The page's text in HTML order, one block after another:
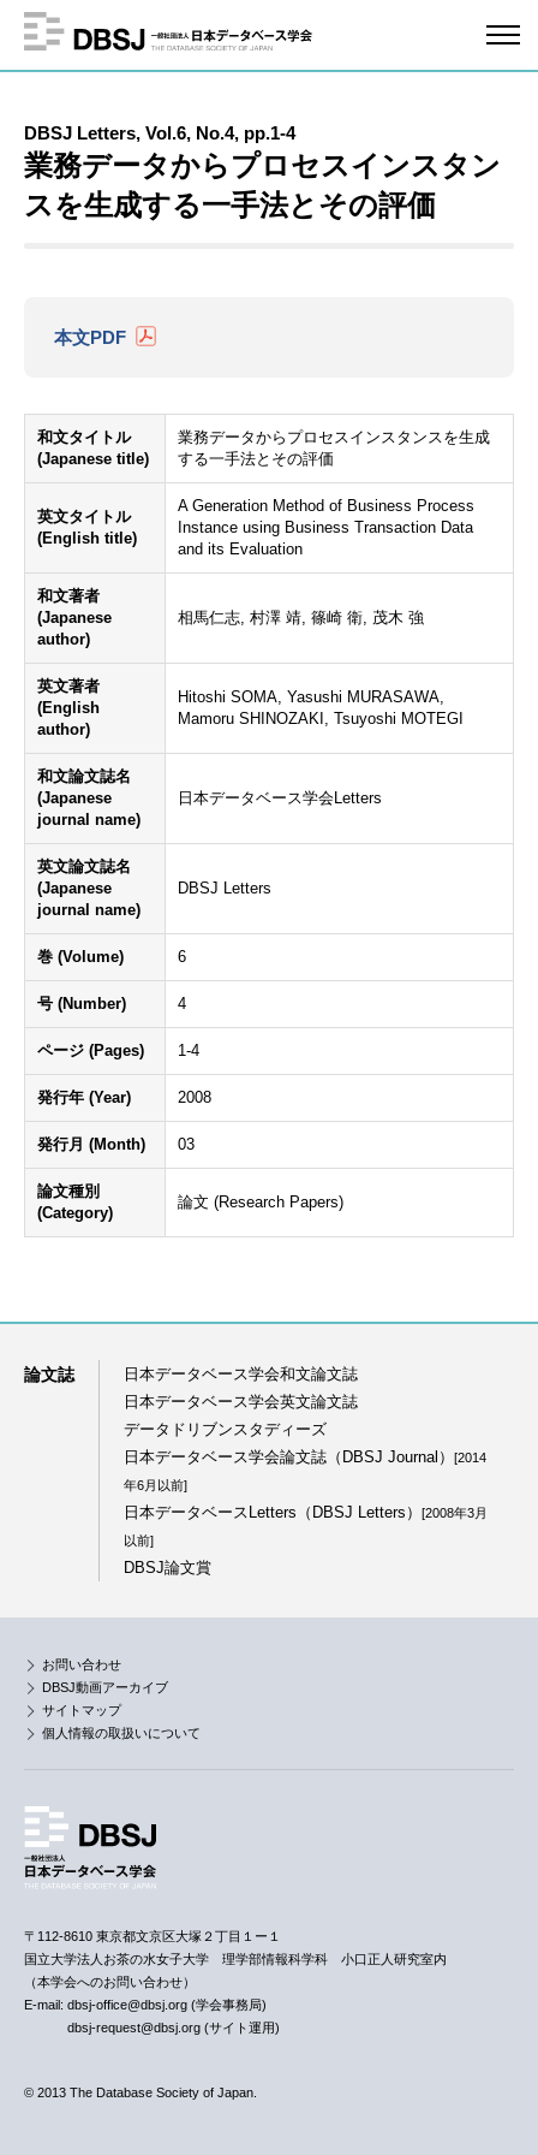
DBSJ Letters, Vol.6, No.4, pp.1-4
業務データからプロセスインスタン
スを生成する一手法とその評価
本文PDF
和文タイトル
(Japanese title)
業務データからプロセスインスタンスを生成
する一手法とその評価
英文タイトル
(English title)
A Generation Method of Business Process
Instance using Business Transaction Data
and its Evaluation
和文著者
(Japanese
author)
相馬仁志, 村澤 靖, 篠崎 衛, 茂木 強
英文著者
(English
author)
Hitoshi SOMA, Yasushi MURASAWA,
Mamoru SHINOZAKI, Tsuyoshi MOTEGI
和文論文誌名
(Japanese
journal name)
日本データベース学会Letters
英文論文誌名
(Japanese
journal name)
DBSJ Letters
巻 (Volume) 6
号 (Number) 4
ページ (Pages) 1-4
発行年 (Year) 2008
発行月 (Month) 03
論文種別
(Category)
論文 (Research Papers)
論文誌
日本データベース学会和文論文誌
日本データベース学会英文論文誌
データドリブンスタディーズ
日本データベース学会論文誌（DBSJ Journal）
[2014
年6月以前]
日本データベースLetters（DBSJ Letters）
[2008年3月
以前]
DBSJ論文賞
お問い合わせ
DBSJ動画アーカイブ
サイトマップ
個人情報の取扱いについて
〒112-8610 東京都文京区大塚２丁目１ー１
国立大学法人お茶の水女子大学 理学部情報科学科 小口正人研究室内
（本学会へのお問い合わせ）
E-mail: dbsj-office@dbsj.org (学会事務局)
dbsj-request@dbsj.org (サイト運用)
© 2013 The Database Society of Japan.